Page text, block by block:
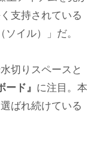
支持されている
イル）」だ。
切りスペースと
ド』 に注目。本
ばれ続けている